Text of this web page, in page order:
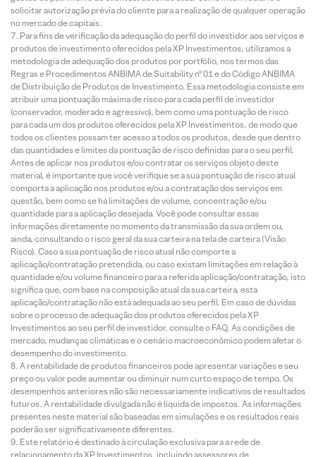
solicitar autorização prévia do cliente para a realização de qualquer operação
no mercado de capitais.
Para fins de verificação da adequação do perfil do investidor aos serviços e
produtos de investimento oferecidos pela XP Investimentos, utilizamos a
metodologia de adequação dos produtos por portfólio, nos termos das
Regras e Procedimentos ANBIMA de Suitability nº 01 e do Código ANBIMA
de Distribuição de Produtos de Investimento. Essa metodologia consiste em
atribuir uma pontuação máxima de risco para cada perfil de investidor
(conservador, moderado e agressivo), bem como uma pontuação de risco
para cada um dos produtos oferecidos pela XP Investimentos, de modo que
todos os clientes possam ter acesso a todos os produtos, desde que dentro
das quantidades e limites da pontuação de risco definidas para o seu perfil.
Antes de aplicar nos produtos e/ou contratar os serviços objeto deste
material, é importante que você verifique se a sua pontuação de risco atual
comporta a aplicação nos produtos e/ou a contratação dos serviços em
questão, bem como se há limitações de volume, concentração e/ou
quantidade para a aplicação desejada. Você pode consultar essas
informações diretamente no momento da transmissão da sua ordem ou,
ainda, consultando o risco geral da sua carteira na tela de carteira (Visão
Risco). Caso a sua pontuação de risco atual não comporte a
aplicação/contratação pretendida, ou caso existam limitações em relação à
quantidade e/ou volume financeiro para a referida aplicação/contratação, isto
significa que, com base na composição atual da sua carteira, esta
aplicação/contratação não está adequada ao seu perfil. Em caso de dúvidas
sobre o processo de adequação dos produtos oferecidos pela XP
Investimentos ao seu perfil de investidor, consulte o FAQ. As condições de
mercado, mudanças climáticas e o cenário macroeconômico podem afetar o
desempenho do investimento.
A rentabilidade de produtos financeiros pode apresentar variações e seu
preço ou valor pode aumentar ou diminuir num curto espaço de tempo. Os
desempenhos anteriores não são necessariamente indicativos de resultados
futuros. A rentabilidade divulgada não é líquida de impostos. As informações
presentes neste material são baseadas em simulações e os resultados reais
poderão ser significativamente diferentes.
Este relatório é destinado à circulação exclusiva para a rede de
relacionamento da XP Investimentos, incluindo assessores de